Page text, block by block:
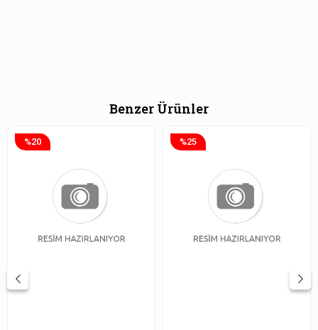
Benzer Ürünler
%20 %25